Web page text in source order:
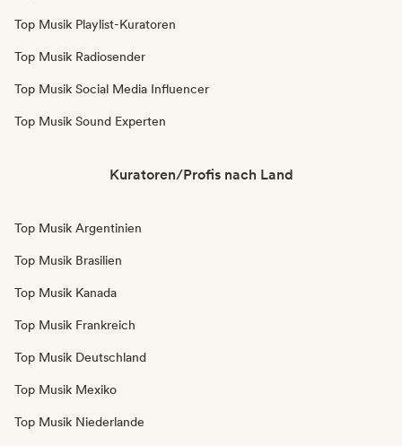
Top Musik Playlist-Kuratoren
Top Musik Radiosender
Top Musik Social Media Influencer
Top Musik Sound Experten
Kuratoren/Profis nach Land
Top Musik Argentinien
Top Musik Brasilien
Top Musik Kanada
Top Musik Frankreich
Top Musik Deutschland
Top Musik Mexiko
Top Musik Niederlande